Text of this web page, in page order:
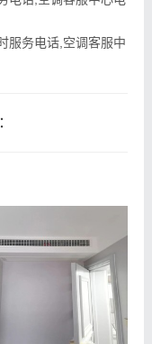
服务电话,空调客服中